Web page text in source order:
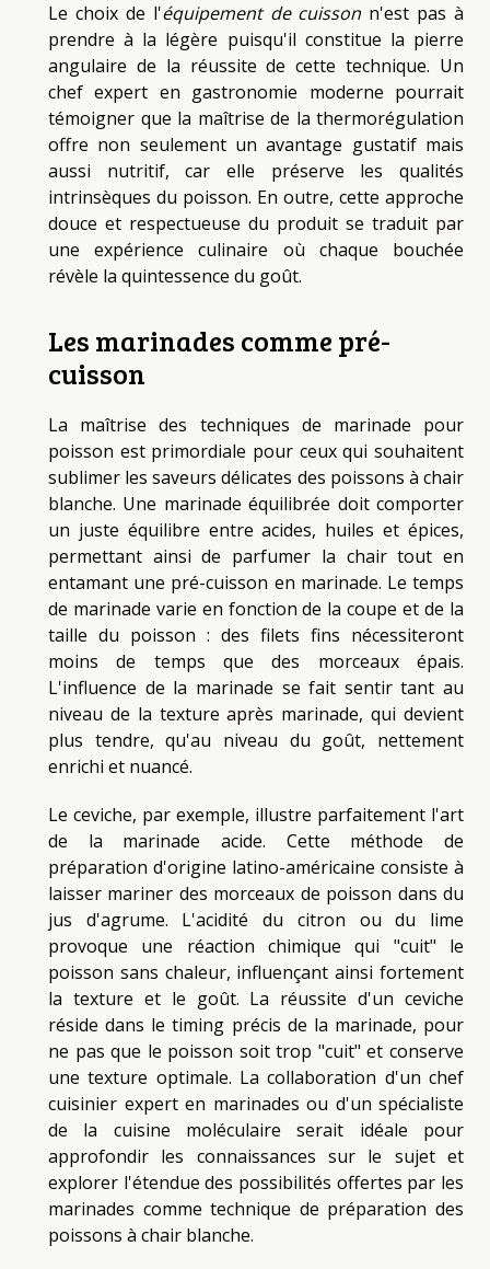
Le choix de l'équipement de cuisson n'est pas à
prendre à la légère puisqu'il constitue la pierre
angulaire de la réussite de cette technique. Un
chef expert en gastronomie moderne pourrait
témoigner que la maîtrise de la thermorégulation
offre non seulement un avantage gustatif mais
aussi nutritif, car elle préserve les qualités
intrinsèques du poisson. En outre, cette approche
douce et respectueuse du produit se traduit par
une expérience culinaire où chaque bouchée
révèle la quintessence du goût.
Les marinades comme pré-
cuisson
La maîtrise des techniques de marinade pour
poisson est primordiale pour ceux qui souhaitent
sublimer les saveurs délicates des poissons à chair
blanche. Une marinade équilibrée doit comporter
un juste équilibre entre acides, huiles et épices,
permettant ainsi de parfumer la chair tout en
entamant une pré-cuisson en marinade. Le temps
de marinade varie en fonction de la coupe et de la
taille du poisson : des filets fins nécessiteront
moins de temps que des morceaux épais.
L'influence de la marinade se fait sentir tant au
niveau de la texture après marinade, qui devient
plus tendre, qu'au niveau du goût, nettement
enrichi et nuancé.
Le ceviche, par exemple, illustre parfaitement l'art
de la marinade acide. Cette méthode de
préparation d'origine latino-américaine consiste à
laisser mariner des morceaux de poisson dans du
jus d'agrume. L'acidité du citron ou du lime
provoque une réaction chimique qui "cuit" le
poisson sans chaleur, influençant ainsi fortement
la texture et le goût. La réussite d'un ceviche
réside dans le timing précis de la marinade, pour
ne pas que le poisson soit trop "cuit" et conserve
une texture optimale. La collaboration d'un chef
cuisinier expert en marinades ou d'un spécialiste
de la cuisine moléculaire serait idéale pour
approfondir les connaissances sur le sujet et
explorer l'étendue des possibilités offertes par les
marinades comme technique de préparation des
poissons à chair blanche.